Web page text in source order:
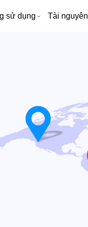
sử dụng Tài nguyên